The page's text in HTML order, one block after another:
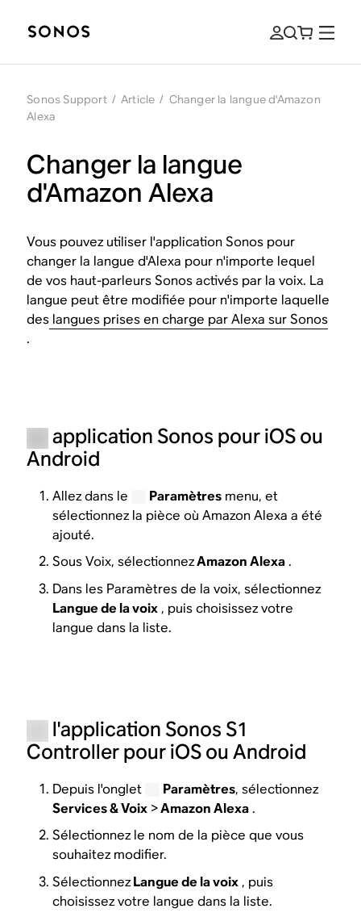
Sonos Support / Article / Changer la langue d'Amazon
Alexa
Changer la langue
d'Amazon Alexa
Vous pouvez utiliser l'application Sonos pour
changer la langue d'Alexa pour n'importe lequel
de vos haut-parleurs Sonos activés par la voix. La
langue peut être modifiée pour n'importe laquelle
des langues prises en charge par Alexa sur Sonos
.
application Sonos pour iOS ou
Android
Allez dans le Paramètresmenu, et
sélectionnez la pièce où Amazon Alexa a été
ajouté.
Sous Voix, sélectionnezAmazon Alexa.
Dans les Paramètres de la voix, sélectionnez
Langue de la voix , puis choisissez votre
langue dans la liste.
l'application Sonos S1
Controller pour iOS ou Android
Depuis l'onglet Paramètres, sélectionnez
Services & Voix >Amazon Alexa.
Sélectionnez le nom de la pièce que vous
souhaitez modifier.
SélectionnezLangue de la voix , puis
choisissez votre langue dans la liste.